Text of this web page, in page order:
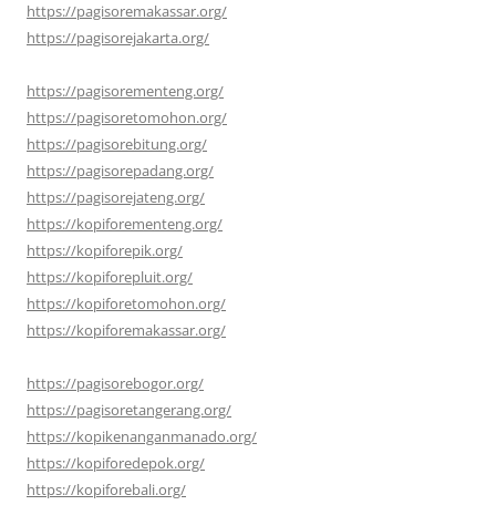
https://pagisoremakassar.org/
https://pagisorejakarta.org/
https://pagisorementeng.org/
https://pagisoretomohon.org/
https://pagisorebitung.org/
https://pagisorepadang.org/
https://pagisorejateng.org/
https://kopiforementeng.org/
https://kopiforepik.org/
https://kopiforepluit.org/
https://kopiforetomohon.org/
https://kopiforemakassar.org/
https://pagisorebogor.org/
https://pagisoretangerang.org/
https://kopikenanganmanado.org/
https://kopiforedepok.org/
https://kopiforebali.org/